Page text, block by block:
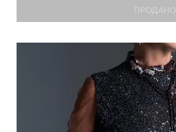
ПРОДАНО